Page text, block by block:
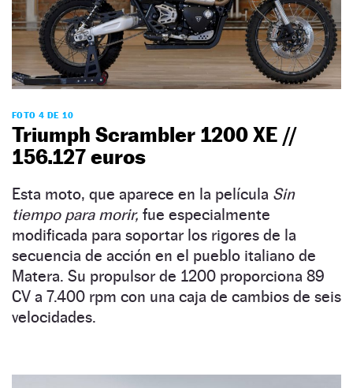
FOTO 4 DE 10
Triumph Scrambler 1200 XE //
156.127 euros
Esta moto, que aparece en la película Sin
tiempo para morir, fue especialmente
modificada para soportar los rigores de la
secuencia de acción en el pueblo italiano de
Matera. Su propulsor de 1200 proporciona 89
CV a 7.400 rpm con una caja de cambios de seis
velocidades.